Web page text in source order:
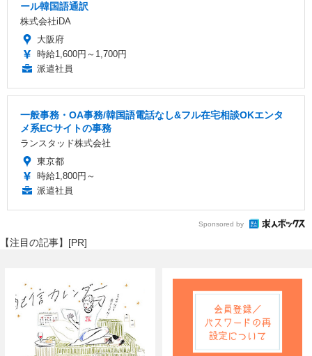
ール韓国語通訳
株式会社iDA
大阪府
時給1,600円～1,700円
派遣社員
一般事務・OA事務/韓国語電話なし&フル在宅相談OKエンタ
メ系ECサイトの事務
ランスタッド株式会社
東京都
時給1,800円～
派遣社員
Sponsored by
【注目の記事】[PR]